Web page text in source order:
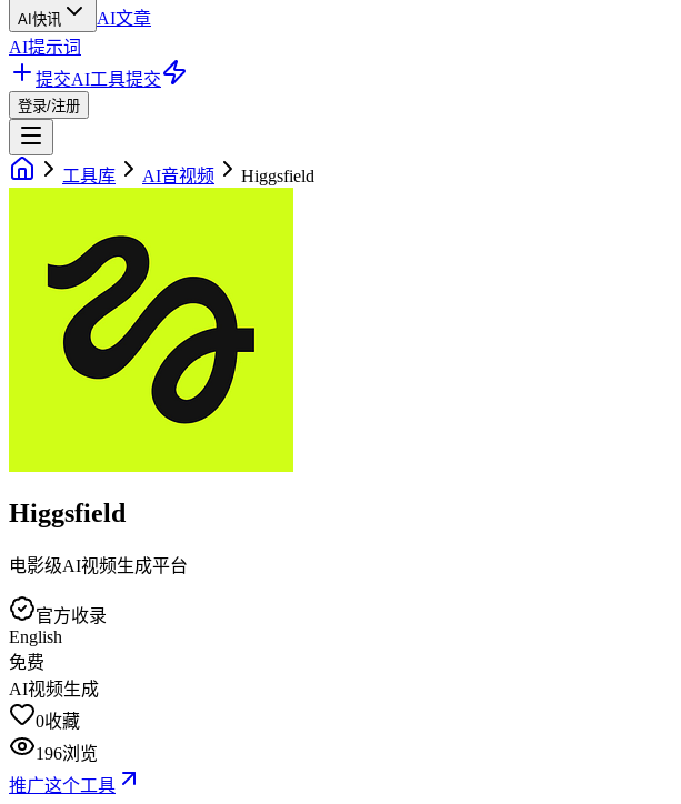
AI快讯
AI文章
AI提示词
提交AI工具提交
登录/注册
工具库 AI音视频 Higgsfield
Higgsfield
电影级AI视频生成平台
官方收录
English
免费
AI视频生成
0收藏
196浏览
推广这个工具